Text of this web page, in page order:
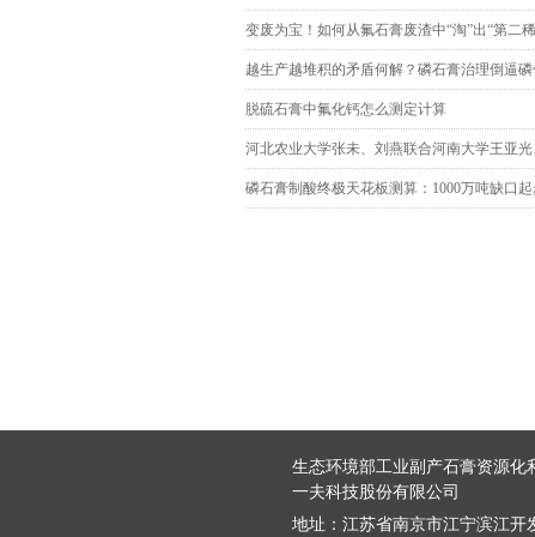
变废为宝！如何从氟石膏废渣中“淘”出“第二稀
越生产越堆积的矛盾何解？磷石膏治理倒逼
脱硫石膏中氟化钙怎么测定计算
河北农业大学张未、刘燕联合河南大学王亚
磷石膏制酸终极天花板测算：1000万吨缺口
生态环境部工业副产石膏资源化
一夫科技股份有限公司
地址： 江苏省南京市江宁滨江开